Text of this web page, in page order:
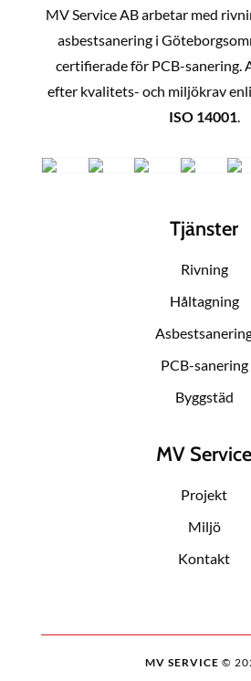
MV Service AB arbetar med
asbestsanering i
certifierade för PCB-sanering.
efter kvalitets- och miljökrav
ISO 14001.
Tjänster
Rivning
Håltagning
PCB-sanering
Byggstäd
MV Service
Projekt
Miljö
Kontakt
MV SERVICE ©